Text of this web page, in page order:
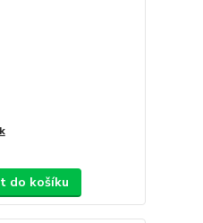
do košíku